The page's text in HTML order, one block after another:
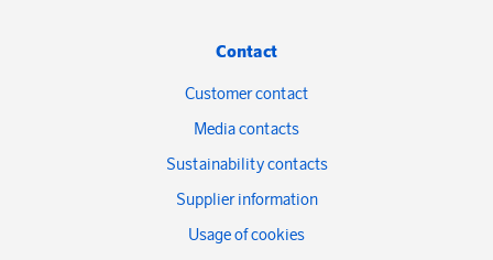
Contact
Customer contact
Media contacts
Sustainability contacts
Supplier information
Usage of cookies